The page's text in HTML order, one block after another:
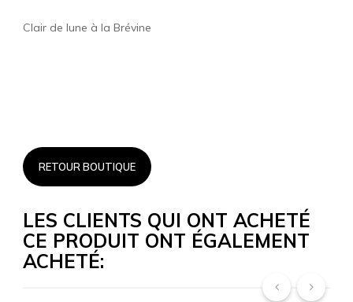
Clair de lune à la Brévine
RETOUR BOUTIQUE
LES CLIENTS QUI ONT ACHETÉ
CE PRODUIT ONT ÉGALEMENT
ACHETÉ: